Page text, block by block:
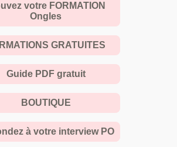
votre FORMATION
Ongles
GRATUITES
Guide PDF gratuit
BOUTIQUE
à votre interview PO